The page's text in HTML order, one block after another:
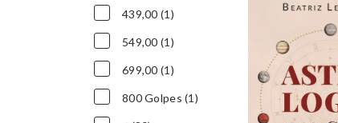
439,00 (1)
549,00 (1)
699,00 (1)
800 Golpes (1)